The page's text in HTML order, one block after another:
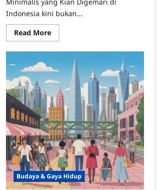
Indonesia kini bukan...
Read MoreRead
more
Tren
Hidup
Minimalis
yang
Kian
Digemari
di
Indonesia
Budaya & Gaya Hidup